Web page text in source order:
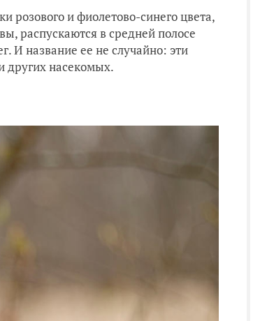
розового и фиолетово-синего цвета,
распускаются в средней полосе
И название ее не случайно: эти
других насекомых.